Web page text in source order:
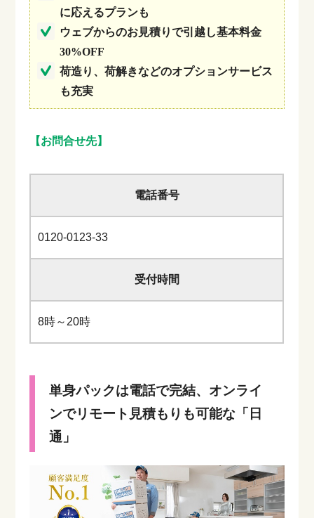
に応えるプランも
ウェブからのお見積りで引越し基本料金
30%OFF
荷造り、荷解きなどのオプションサービス
も充実
【お問合せ先】
電話番号
0120-0123-33
受付時間
8時～20時
単身パックは電話で完結、オンライ
ンでリモート見積もりも可能な「日
通」